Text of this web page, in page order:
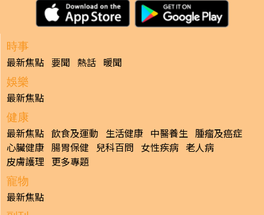
時事
最新焦點 要聞 熱話 暖聞
娛樂
最新焦點
健康
最新焦點 飲食及運動 生活健康 中醫養生 腫瘤及癌症
心臟健康 腸胃保健 兒科百問 女性疾病 老人病
皮膚護理 更多專題
寵物
最新焦點